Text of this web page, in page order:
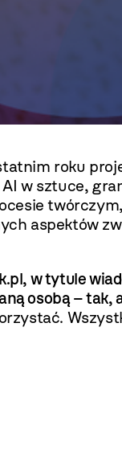
roku
w sztuce,
aspektów
, w tytule
osobą – tak,